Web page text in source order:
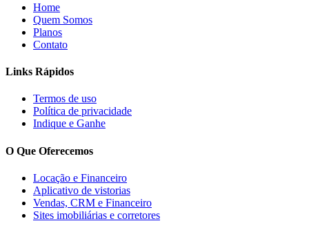
Home
Quem Somos
Planos
Contato
Links Rápidos
Termos de uso
Política de privacidade
Indique e Ganhe
O Que Oferecemos
Locação e Financeiro
Aplicativo de vistorias
Vendas, CRM e Financeiro
Sites imobiliárias e corretores